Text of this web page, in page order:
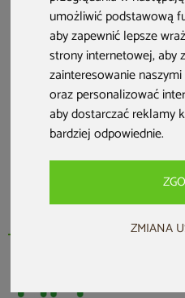
umożliwić podstawową
aby zapewnić lepsze
strony internetowej,aby
zainteresowanie
oraz personalizować
aby dostarczać reklamy
bardziej odpowiednie.
ZMIANA